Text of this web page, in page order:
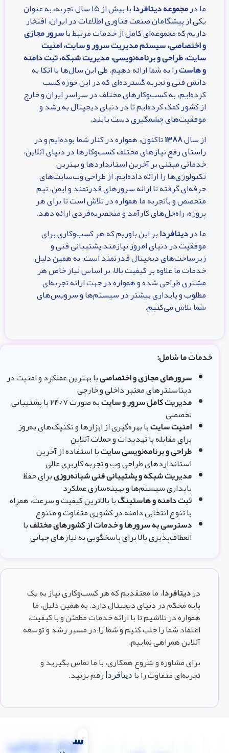
ما درمجموعه دیتافردا با بیش از ۱۵ سال تجربه، به عنوان
یکی از پیشگامان صنعت فناوری اطلاعات در ایران، افتخار
داریم که مجموعه‌ای کامل از خدمات مرتبط باسرور مجازی
و اختصاصی، سیستم مدیریت سرور و سایت، امنیت
سایت، طراحی و برنامه‌نویسی، مدیریت شبکه، ثبت دامنه
و هاسترا به شما ارائه دهیم. طی این سال‌ها با اتکا به
دانش فنی و تجربه گسترده‌ای که در این حوزه کسب
کرده‌ایم، به کسب‌وکارهای مختلف در سراسر ایران و خارج
از کشور کمک کرده‌ایم تا در دنیای دیجیتال به رشد و
موفقیت‌های چشمگیری دست یابند.
از سال۱۳۸۸تاکنون، همواره در کنار شما بوده‌ایم و در
راستای رفع نیازهای مختلف کسب‌وکارها در دنیای آنلاین،
خدماتی مبتنی بر آخرین استانداردها و بهترین
تکنولوژی‌ها را ارائه داده‌ایم. از طراحی وب‌سایت‌های
حرفه‌ای گرفته تا ارائه سرورهای قدرتمند و ایمن، تیم
متخصص و باتجربه ما همواره در تلاش است تا برای هر
پروژه، راه‌حل‌های کارآمد و منحصربه‌فردی ارائه دهد.
ما دردیتافردابر این باوریم که هر کسب‌وکاری برای
موفقیت در دنیای امروز نیازمند پشتیبانی فنی و
زیرساخت‌های دیجیتال قدرتمند است. به همین دلیل،
خدمات ما علاوه بر کیفیت بالا، بر اساس نیاز خاص هر
مشتری طراحی شده و همواره در جهت ارائه تجربه‌ای
مطلوب و پایداری بیشتر در سیستم‌ها و سرویس‌های
شما تلاش می‌کنیم.
خدمات ما شامل:
سرورهای مجازی و اختصاصیبا بهترین عملکرد و امنیت در
دیتاسنترهای معتبر داخلی و خارجی
مدیریت کامل سرور و سایت به صورت ۲۴/۷ با پشتیبانی
تخصصی
امنیت سایتبا بهره‌گیری از ابزارها و تکنیک‌های به‌روز
برای مقابله با تهدیدات و حملات آنلاین
طراحی و برنامه‌نویسی سایتبا استفاده از آخرین
استانداردهای طراحی وب و تجربه کاربری عالی
مدیریت شبکه و پشتیبانی فنی شبانه‌روزیبرای حفظ
پایداری سیستم‌ها و بهینه‌سازی عملکرد
ثبت دامنه و هاستینگبا بالاترین کیفیت و سرعت، همراه
با تنوع انتخابی دامنه در کشوری متفاوت و متنوع
دسترسی به سرورها و خدمات از کشورهای مختلفبا
انعطاف‌پذیری بالا برای پاسخگویی به نیازهای جهانی
دردیتافردا، ما معتقدیم که هر کسب‌وکاری نیاز به یک
پایه محکم در دنیای دیجیتال دارد. به همین دلیل، ما
همواره در تلاشیم تا با ارائه خدمات مطمئن و با کیفیت،
اعتماد شما را جلب کنیم و شما را در مسیر رشد و توسعه
آنلاین همراهی نماییم.
برای مشاوره و شروع همکاری، با ما تماس بگیرید و
تجربه‌ای متفاوت را با دیتافردا رقم بزنید.
سفراتر از طراحی؛